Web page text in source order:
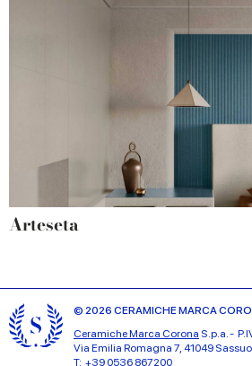
Arteseta
© 2026 CERAMICHE MARCA
Ceramiche Marca Corona S.p.a. -
Via Emilia Romagna 7, 41049
T: +39 0536 867200